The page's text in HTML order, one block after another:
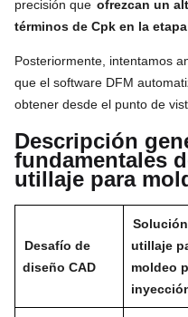
precisión que ofrezcan un
términos de Cpk en la
Posteriormente, intentamos
que el software DFM
obtener desde el punto de
Descripción
fundamentales
utillaje para
Desafío de
diseño CAD
utillaje
moldeo